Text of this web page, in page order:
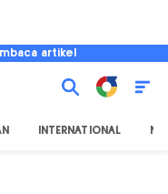
artikel
INTERNATIONAL